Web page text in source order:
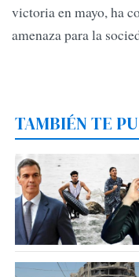
victoria en mayo, ha
amenaza para la
TAMBIÉN TE